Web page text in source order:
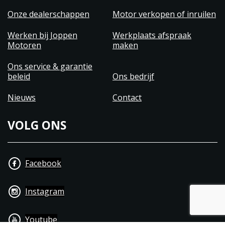
een succes te hebben en te houden.
Tot ziens bij Joppen Motoren!
Onze dealerschappen
Motor verkopen of inruilen
Werken bij Joppen
Motoren
Werkplaats afspraak
maken
Ons service & garantie
beleid
Ons bedrijf
Nieuws
Contact
VOLG ONS
Facebook
Instagram
Youtube